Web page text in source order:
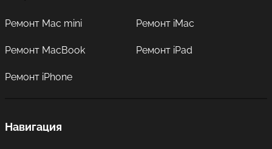
Ремонт Mac mini Ремонт iMac
Ремонт MacBook Ремонт iPad
Ремонт iPhone
Навигация